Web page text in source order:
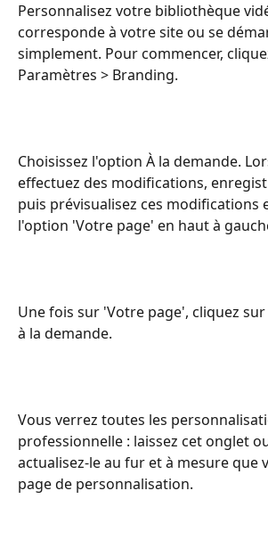
Personnalisez votre bibliothèque
corresponde à votre site ou se
simplement. Pour commencer,
Paramètres > Branding.
Choisissez l'option À la demande.
effectuez des modifications,
puis prévisualisez ces modifications
l'option 'Votre page' en haut à
Une fois sur 'Votre page', cliquez
à la demande.
Vous verrez toutes les
professionnelle : laissez cet onglet
actualisez-le au fur et à mesure que
page de personnalisation.